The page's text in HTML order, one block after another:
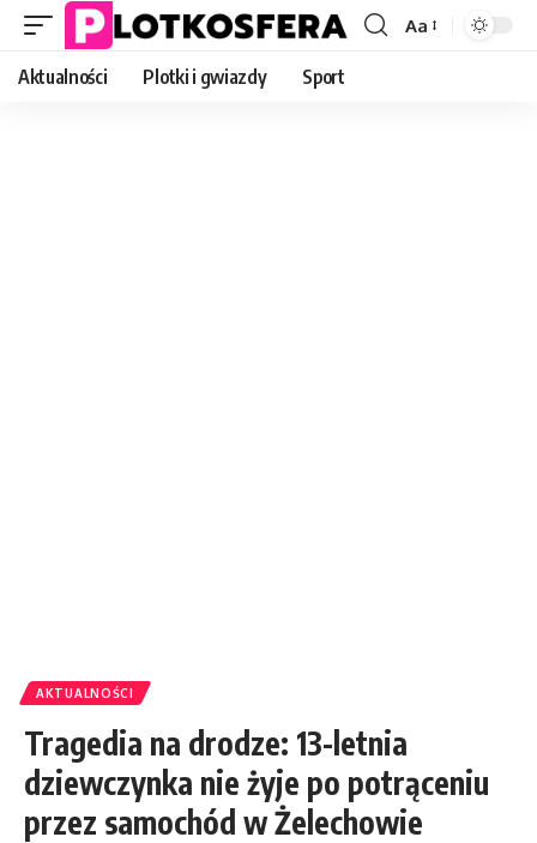
Font
Aa
Aktualności Plotki i gwiazdy Sport
AKTUALNOŚCI
Tragedia na drodze: 13-letnia
dziewczynka nie żyje po potrąceniu
przez samochód w Żelechowie